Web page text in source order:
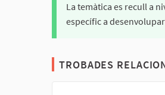
La temàtica es recull a
específic a
TROBADES